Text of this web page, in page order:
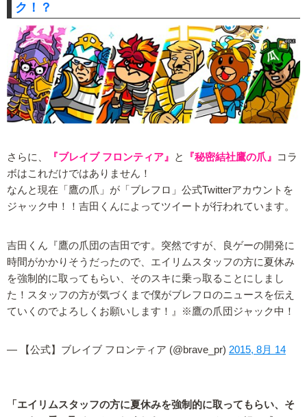
ク！？
さらに、 『ブレイブ フロンティア』 と 『秘密結社鷹の爪』
コラ
ボはこれだけではありません！
なんと現在「鷹の爪」が「ブレフロ」公式Twitterアカウントを
ジャック中！！吉田くんによってツイートが行われています。
吉田くん『鷹の爪団の吉田です。突然ですが、良ゲーの開発に
時間がかかりそうだったので、エイリムスタッフの方に夏休み
を強制的に取ってもらい、そのスキに乗っ取ることにしまし
た！スタッフの方が気づくまで僕がブレフロのニュースを伝え
ていくのでよろしくお願いします！』※鷹の爪団ジャック中！
— 【公式】ブレイブ フロンティア (@brave_pr) 2015, 8月 14
「エイリムスタッフの方に夏休みを強制的に取ってもらい、そ